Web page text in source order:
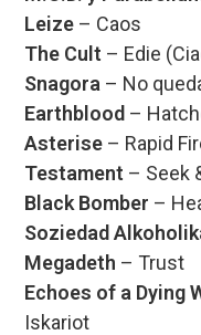
Leize – Caos
The Cult – Edie
Snagora – No
Earthblood –
Asterise – Rapid
Testament – Seek
Black Bomber –
Soziedad
Megadeth – Trust
Echoes of a Dying
Iskariot